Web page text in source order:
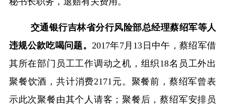
交通银行吉林省分行风险部总经理蔡绍军等人
违规公款吃喝问题。 2017年7月 13 日中午，蔡绍军借
其所在部门员工工作调动之机，组织18名员工外出
聚餐饮酒，共计消费2171元。聚餐前，蔡绍军曾表
示此次聚餐由其个人请客；聚餐后，蔡绍军安排员